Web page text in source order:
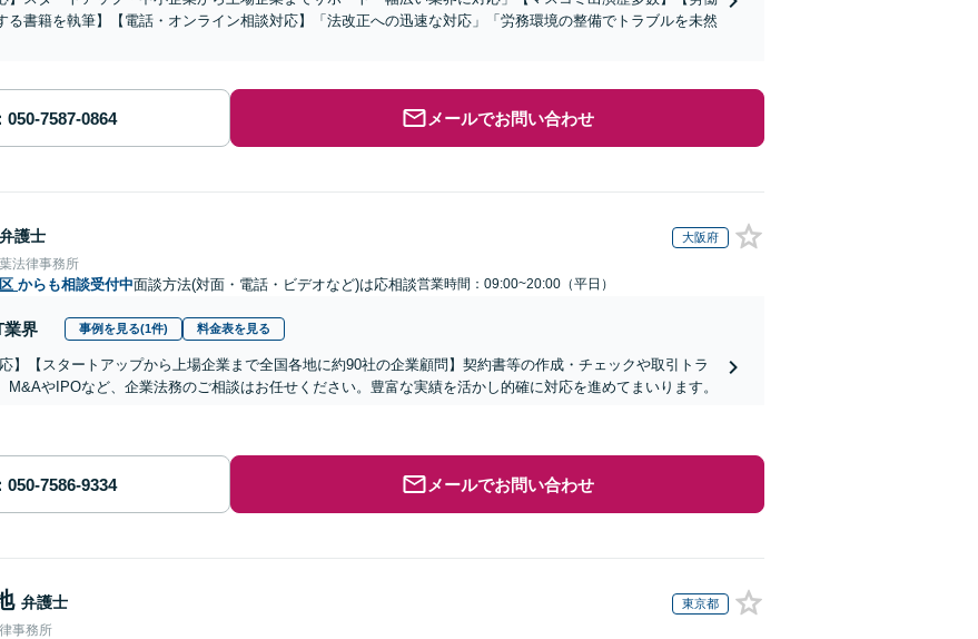
る書籍を執筆】【電話・オンライン相談対応】「法改正への迅速な対応」「労務環境の整備でトラブルを未然
メールでお問い合わせ
弁護士 大阪府
法律事務所
からも相談受付中面談方法(対面・電話・ビデオなど)は応相談営業時間：09:00~20:00（平日）
業界 事例を見る(1件) 料金表を見る
応】【スタートアップから上場企業まで全国各地に約90社の企業顧問】契約書等の作成・チェックや取引トラ
M&AやIPOなど、企業法務のご相談はお任せください。豊富な実績を活かし的確に対応を進めてまいります。
メールでお問い合わせ
弁護士 東京都
事務所